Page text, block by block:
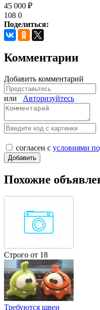
45 000 ₽
108 0
Поделиться:
Комментарии
Добавить комментарий
или Авторизуйтесь
согласен с условиями
Похожие
Строго от 18
Требуются швеи